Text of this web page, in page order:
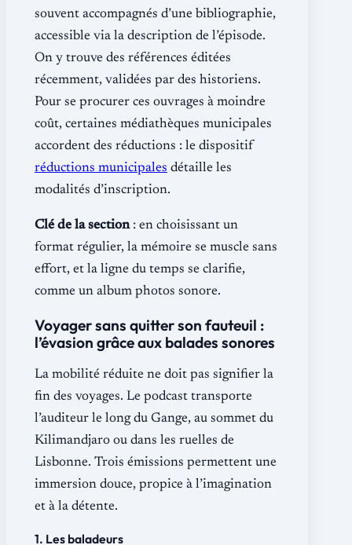
souvent accompagnés d’une bibliographie,
accessible via la description de l’épisode.
On y trouve des références éditées
récemment, validées par des historiens.
Pour se procurer ces ouvrages à moindre
coût, certaines médiathèques municipales
accordent des réductions : le dispositif
réductions municipales détaille les
modalités d’inscription.
Clé de la section: en choisissant un
format régulier, la mémoire se muscle sans
effort, et la ligne du temps se clarifie,
comme un album photos sonore.
Voyager sans quitter son fauteuil :
l’évasion grâce aux balades sonores
La mobilité réduite ne doit pas signifier la
fin des voyages. Le podcast transporte
l’auditeur le long du Gange, au sommet du
Kilimandjaro ou dans les ruelles de
Lisbonne. Trois émissions permettent une
immersion douce, propice à l’imagination
et à la détente.
1. Les baladeurs